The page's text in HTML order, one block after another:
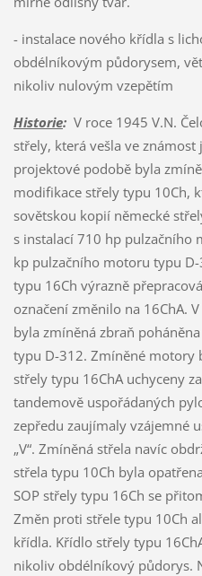
- instalace nového křídla s
obdélníkovým půdorysem,
nikoliv nulovým vzepětím
Historie:V roce 1945 V.N.
střely, která vešla ve
projektové podobě byla
modifikace střely typu 10Ch,
sovětskou kopií německé
s instalací 710 hp pulzačního
kp pulzačního motoru typu
typu 16Ch výrazně
označení změnilo na 16ChA.
byla zmíněná zbraň
typu D-312. Zmíněné motory
střely typu 16ChA uchyceny
tandemově uspořádaných
zepředu zaujímaly vzájemné
„V“. Zmíněná střela navíc
střela typu 10Ch byla
SOP střely typu 16Ch se
Změn proti střele typu 10Ch
křídla. Křídlo střely typu
nikoliv obdélníkový půdorys.